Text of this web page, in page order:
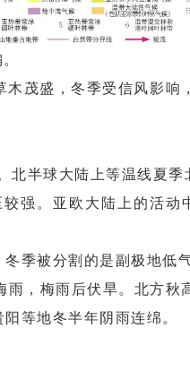
茂盛，冬季受信风影响
半球大陆上等温线夏季
强。亚欧大陆上的活动
季被分割的是副极地低气
，梅雨后伏旱。北方秋
等地冬半年阴雨连绵。